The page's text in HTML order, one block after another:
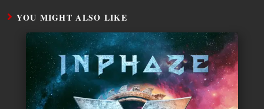
YOU MIGHT ALSO LIKE